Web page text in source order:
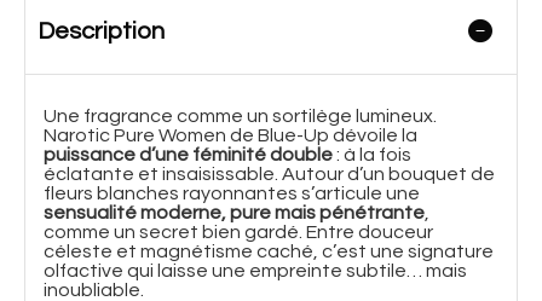
Description
Une fragrance comme un sortilège lumineux.
Narotic Pure Women de Blue-Up dévoile la
puissance d’une féminité double: à la fois
éclatante et insaisissable. Autour d’un bouquet de
fleurs blanches rayonnantes s’articule une
sensualité moderne, pure mais pénétrante
comme un secret bien gardé. Entre douceur
céleste et magnétisme caché, c’est une signature
olfactive qui laisse une empreinte subtile… mais
inoubliable.